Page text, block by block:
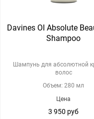
Davines OI Absolute
Shampoo
Шампунь для абсолютной
волос
Объем: 280 мл
Цена
3 950 руб